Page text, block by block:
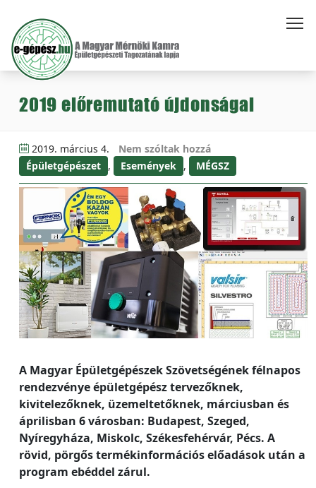
2019 előremutató újdonságai
2019. március 4.
Nem szóltak hozzá
Épületgépészet , Események , MÉGSZ
A Magyar Épületgépészek Szövetségének félnapos
rendezvénye épületgépész tervezőknek,
kivitelezőknek, üzemeltetőknek, márciusban és
áprilisban 6 városban: Budapest, Szeged,
Nyíregyháza, Miskolc, Székesfehérvár, Pécs. A
rövid, pörgős termékinformációs előadások után a
program ebéddel zárul.